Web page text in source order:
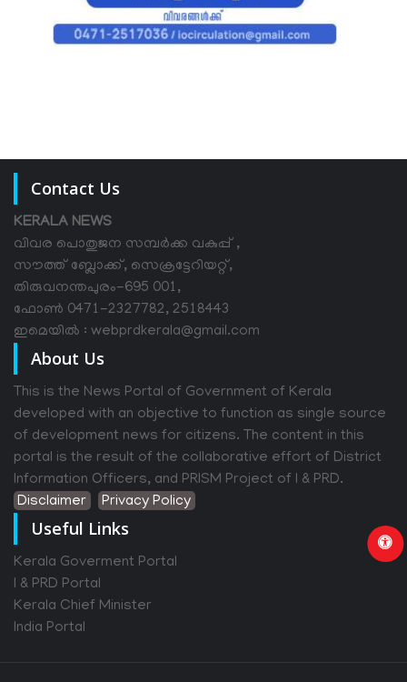
Contact Us
KERALA NEWS
വിവര പൊതുജന സമ്പര്‍ക്ക വകുപ്പ് ,
സൗത്ത് ബ്ലോക്ക്, സെക്രട്ടേറിയറ്റ്,
തിരുവനന്തപുരം-695 001,
ഫോൺ 0471-2327782, 2518443
ഇമെയിൽ : webprdkerala@gmail.com
About Us
This is the News Portal of Government of Kerala
developed with an objective to function as single source
of development news for citizens. The content in this
portal is the result of the collaborative effort of District
Information Officers, and PRISM Project of I & PRD.
Disclaimer
Privacy Policy
Useful Links
Kerala Goverment Portal
I & PRD Portal
Kerala Chief Minister
India Portal